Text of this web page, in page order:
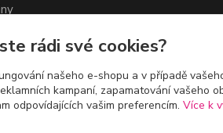
v blízkosti stanice Metra B -
Českomoravská
rádi své cookies?
našeho e-shopu a v případě
kampaní, zapamatování vašeho
odpovídajících vašim preferencím. Více k